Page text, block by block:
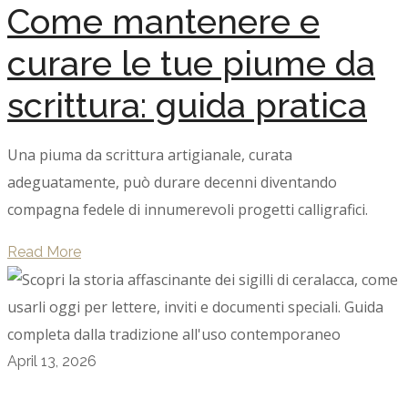
Come mantenere e
curare le tue piume da
scrittura: guida pratica
Una piuma da scrittura artigianale, curata
adeguatamente, può durare decenni diventando
compagna fedele di innumerevoli progetti calligrafici.
Read More
April 13, 2026